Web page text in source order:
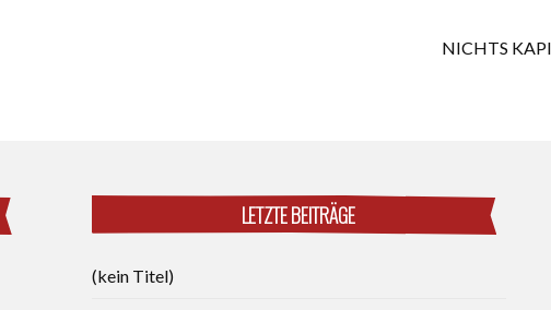
NICHTS
LETZTE BEITRÄGE
(kein Titel)